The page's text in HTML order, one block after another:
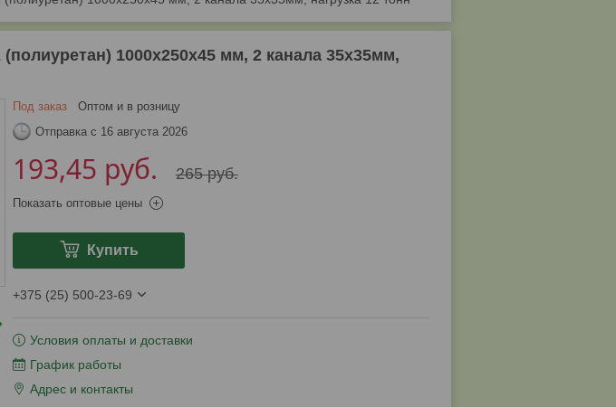
1000х250х45 мм, 2 канала 35х35мм,
Под заказ
Оптом и в розницу
Отправка с 16 августа 2026
265руб.
193,45 руб.
Показать оптовые цены
Купить
+375 (25) 500-23-69
Условия оплаты и доставки
График работы
Адрес и контакты